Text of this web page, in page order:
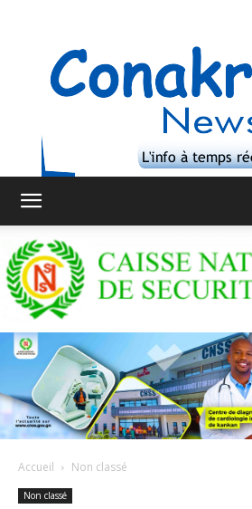
Accueil Non classé
Non classé